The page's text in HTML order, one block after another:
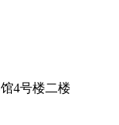
4号楼二楼